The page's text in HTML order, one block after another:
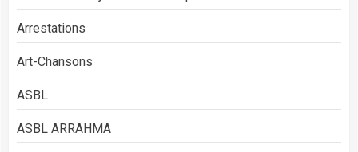
Arrestations
Art-Chansons
ASBL
ASBL ARRAHMA